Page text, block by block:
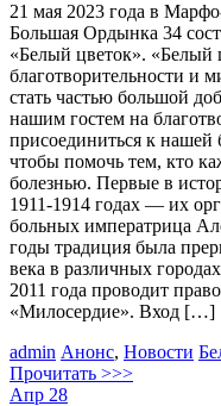
21 мая 2023 года в
Большая Ордынка 34
«Белый цветок».
благотворительности и
стать частью большой
нашим гостем на
присоединиться к нашей
чтобы помочь тем, кто
болезнью. Первые в
1911-1914 годах — их
больных императрица
годы традиция была
века в различных
2011 года проводит
«Милосердие». Вход […]
admin Анонс, Новости
Прочитать >>>
Апр 28